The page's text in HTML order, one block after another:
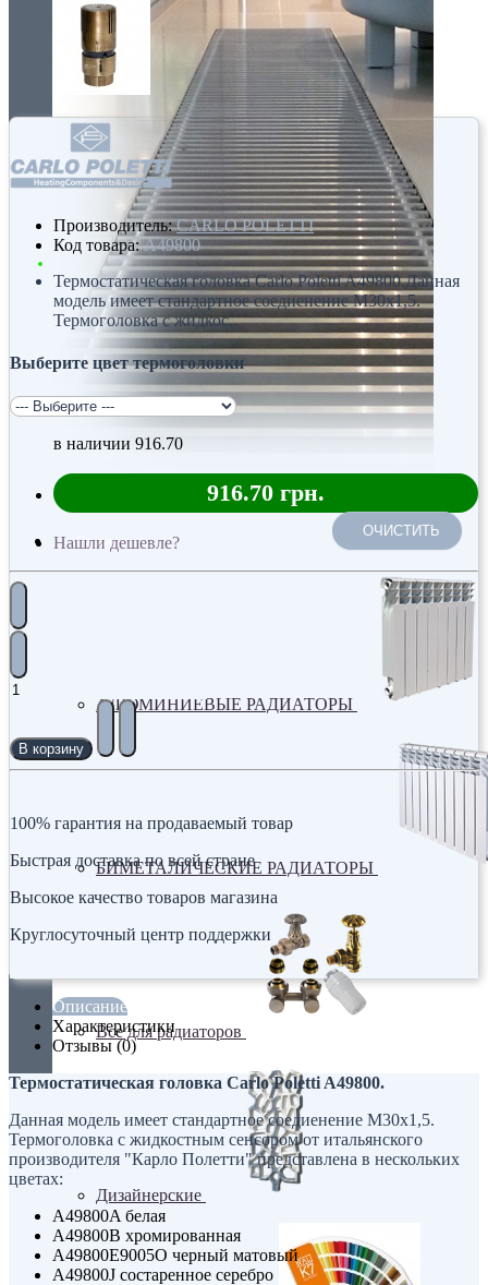
Радиаторы
АЛЮМИНИЕВЫЕ РАДИАТОРЫ
БИМЕТАЛИЧЕСКИЕ РАДИАТОРЫ
Все для радиаторов
Дизайнерские
Производитель:CARLO POLETTI
Код товара:A49800
Термостатическая головка Carlo Poletti A49800.Данная
модель имеет стандартное соедиенение М30х1,5.
Термоголовка с жидкос..
Выберите цвет термоголовки
в наличии 916.70
916.70 грн.
Нашли дешевле?
ОЧИСТИТЬ
В корзину
100% гарантия на продаваемый товар
Быстрая доставка по всей стране
Высокое качество товаров магазина
Круглосуточный центр поддержки
Описание
Характеристики
Отзывы (0)
Термостатическая головка Carlo Poletti A49800.
Данная модель имеет стандартное соедиенение М30х1,5.
Термоголовка с жидкостным сенсором от итальянского
производителя "Карло Полетти" представлена в нескольких
цветах:
A49800A белая
A49800B хромированная
A49800E9005O черный матовый
A49800J состаренное серебро